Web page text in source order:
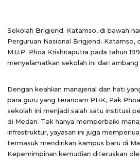
Sekolah Brigjend. Katamso, di bawah
Perguruan Nasional Brigjend. Katamso,
M.U.P. Phoa Krishnaputra pada tahun
menyelamatkan sekolah ini dari
Dengan keahlian manajerial dan hati
para guru yang terancam PHK, Pak
sekolah ini menjadi salah satu institusi
di Medan. Tak hanya memperbaiki
infrastruktur, yayasan ini juga
termasuk mendirikan kampus baru di
Kepemimpinan kemudian diteruskan